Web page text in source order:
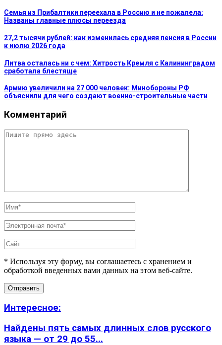
Семья из Прибалтики переехала в Россию и не пожалела:
Названы главные плюсы переезда
27,2 тысячи рублей: как изменилась средняя пенсия в России
к июлю 2026 года
Литва осталась ни с чем: Хитрость Кремля с Калининградом
сработала блестяще
Армию увеличили на 27 000 человек: Минобороны РФ
объяснили для чего создают военно-строительные части
Комментарий
* Используя эту форму, вы соглашаетесь с хранением и
обработкой введенных вами данных на этом веб-сайте.
Интересное:
Найдены пять самых длинных слов русского
языка — от 29 до 55...